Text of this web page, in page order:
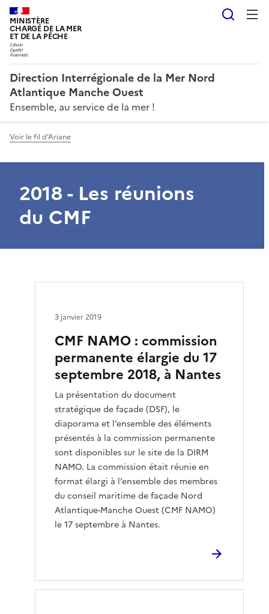
MINISTÈRE
CHARGÉ DE LA MER
ET DE LA PÊCHE
Direction Interrégionale de la Mer Nord
Atlantique Manche Ouest
Ensemble, au service de la mer !
Voir le fil d'Ariane
2018 - Les réunions
du CMF
CMF NAMO : commission
permanente élargie du 17
septembre 2018, à Nantes
La présentation du document
stratégique de façade (DSF), le
diaporama et l’ensemble des éléments
présentés à la commission permanente
sont disponibles sur le site de la DIRM
NAMO. La commission était réunie en
format élargi à l’ensemble des membres
du conseil maritime de façade Nord
Atlantique-Manche Ouest (CMF NAMO)
le 17 septembre à Nantes.
3 janvier 2019